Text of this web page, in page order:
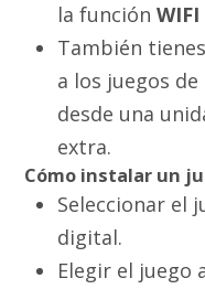
la función
También
a los juegos de
desde una
extra.
Cómo instalar un
Seleccionar el
digital.
Elegir el juego